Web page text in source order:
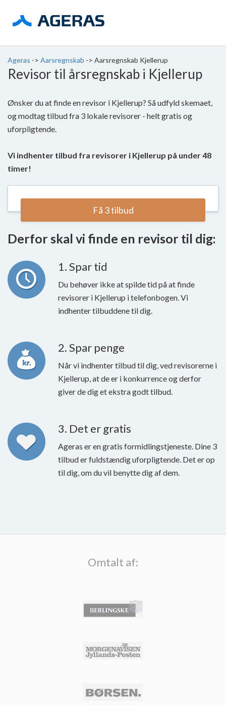
Ageras -> Aarsregnskab -> Aarsregnskab Kjellerup
Revisor til årsregnskab i Kjellerup
Ønsker du at finde en revisor i Kjellerup? Så udfyld skemaet,
og modtag tilbud fra 3 lokale revisorer - helt gratis og
uforpligtende.
Vi indhenter tilbud fra revisorer i Kjellerup på under 48
timer!
Få 3 tilbud
Derfor skal vi finde en revisor til dig:
1. Spar tid
Du behøver ikke at spilde tid på at finde
revisorer i Kjellerup i telefonbogen. Vi
indhenter tilbuddene til dig.
2. Spar penge
Når vi indhenter tilbud til dig, ved revisorerne i
Kjellerup, at de er i konkurrence og derfor
giver de dig et ekstra godt tilbud.
3. Det er gratis
Ageras er en gratis formidlingstjeneste. Dine 3
tilbud er fuldstændig uforpligtende. Det er op
til dig, om du vil benytte dig af dem.
Omtalt af: